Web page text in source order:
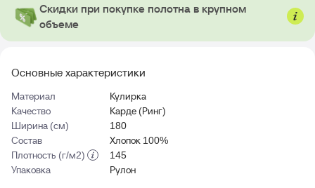
Основные характеристики
Материал
Кулирка
Качество
Карде (Ринг)
Ширина (см)
180
Состав
Хлопок 100%
Плотность (г/м2)
145
Упаковка
Рулон
Скидки при покупке полотна в крупном
объеме